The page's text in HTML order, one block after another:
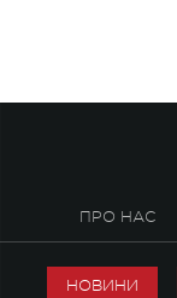
ПРО НАС
НОВИНИ